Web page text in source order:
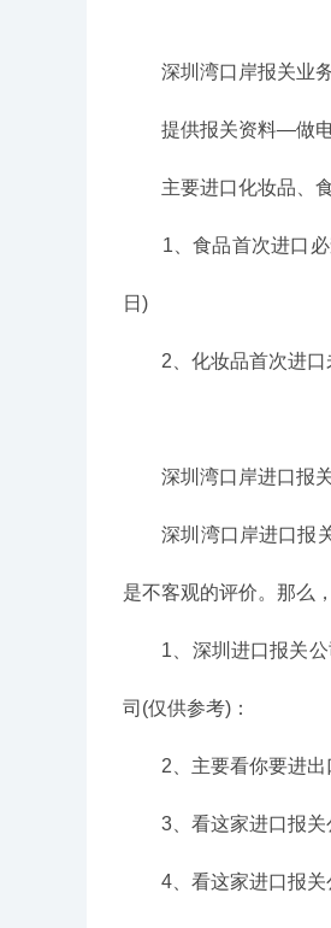
深圳湾口岸报关业务
提供报关资料—做电
主要进口化妆品、食
1、食品首次进口必查
日)
2、化妆品首次进口未
深圳湾口岸进口报关
深圳湾口岸进口报关
是不客观的评价。那么
1、深圳进口报关公司
司(仅供参考)：
2、主要看你要进出口
3、看这家进口报关公
4、看这家进口报关